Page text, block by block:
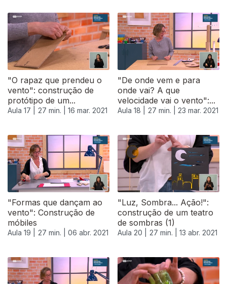
"O rapaz que prendeu o
vento": construção de
protótipo de um...
Aula 17 | 27 min. | 16 mar. 2021
"De onde vem e para
onde vai? A que
velocidade vai o vento":...
Aula 18 | 27 min. | 23 mar. 2021
"Formas que dançam ao
vento": Construção de
móbiles
Aula 19 | 27 min. | 06 abr. 2021
"Luz, Sombra... Ação!":
construção de um teatro
de sombras (1)
Aula 20 | 27 min. | 13 abr. 2021
539836